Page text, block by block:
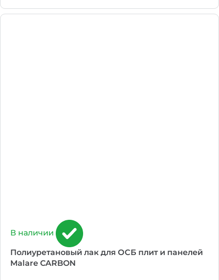
В наличии
Полиуретановый лак для ОСБ плит и панелей
Malare CARBON